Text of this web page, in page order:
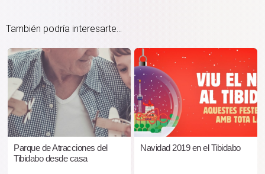
También podría interesarte...
Parque de Atracciones del
Tibidabo desde casa
Navidad 2019 en el Tibidabo